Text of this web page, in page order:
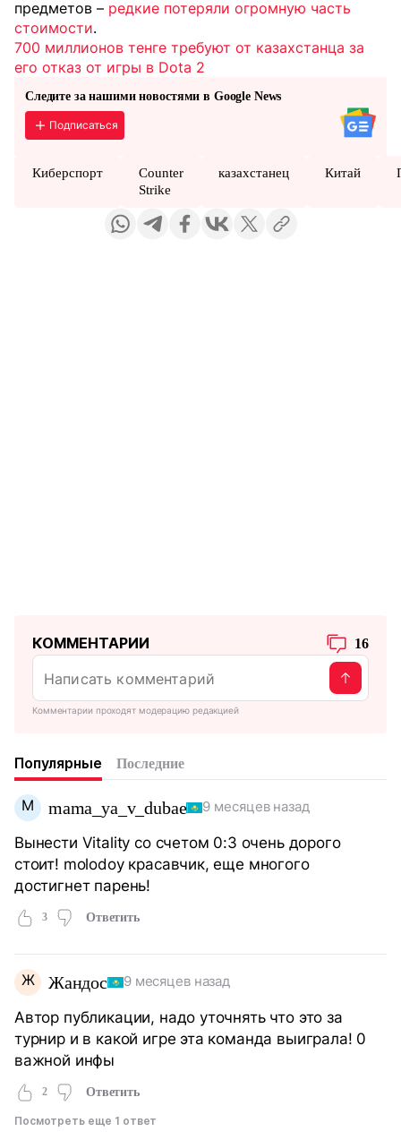
предметов – редкие потеряли огромную часть
стоимости.
700 миллионов тенге требуют от казахстанца за
его отказ от игры в Dota 2
Следите за нашими новостями в Google News
Подписаться
Киберспорт
Counter
Strike
казахстанец Китай
КОММЕНТАРИИ 16
Комментарии проходят модерацию редакцией
Популярные Последние
M mama_ya_v_dubae 9 месяцев назад
Вынести Vitality со счетом 0:3 очень дорого
стоит! molodoy красавчик, еще многого
достигнет парень!
3 Ответить
Ж Жандос 9 месяцев назад
Автор публикации, надо уточнять что это за
турнир и в какой игре эта команда выиграла! 0
важной инфы
2 Ответить
Посмотреть еще 1 ответ